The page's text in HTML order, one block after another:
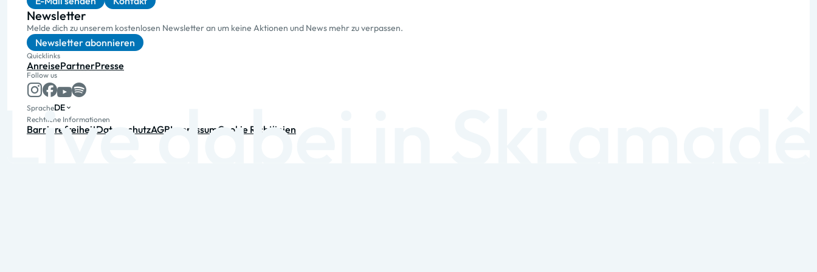
Newsletter
Melde dich zu unserem kostenlosen Newsletter an um keine Aktionen und News mehr zu verpassen.
Newsletter abonnieren
Quicklinks
AnreisePartnerPresse
Follow us
SpracheDE
Rechtliche Informationen
BarrierefreiheitDatenschutzAGBImpressumCookie Richtlinien